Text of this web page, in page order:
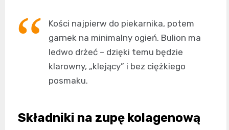
Kości najpierw do piekarnika, potem
garnek na minimalny ogień. Bulion ma
ledwo drżeć – dzięki temu będzie
klarowny, „klejący” i bez ciężkiego
posmaku.
Składniki na zupę kolagenową